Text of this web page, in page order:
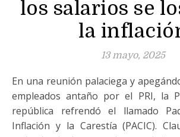
los salarios se
la
13 mayo, 2025
En una reunión palaciega y apegándose a los rituales
empleados antaño por el PRI, la
república refrendó el llamado
Inflación y la Carestía (PACIC).